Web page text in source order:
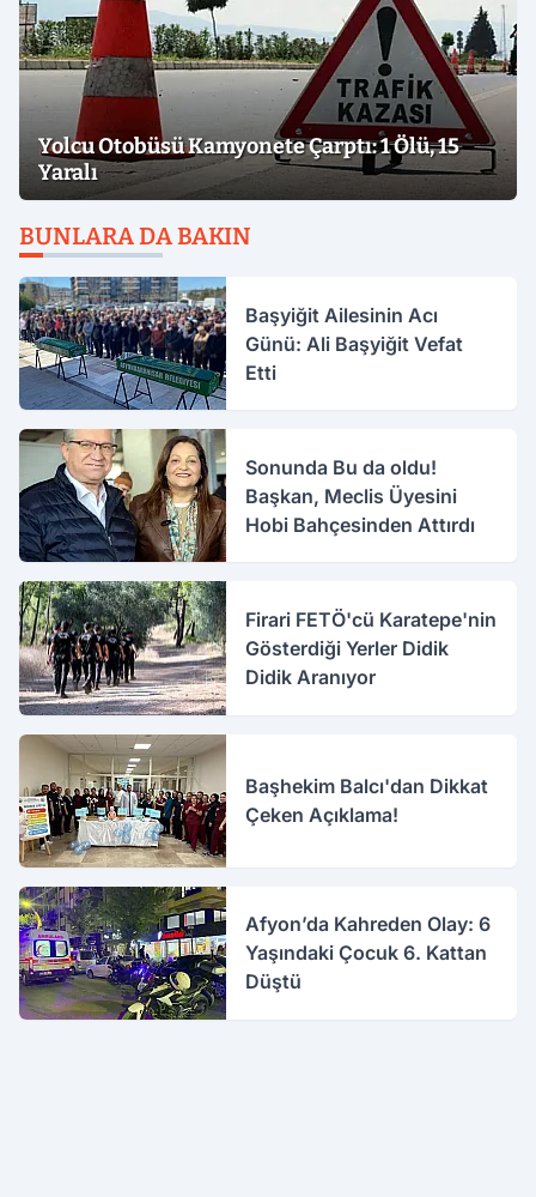
Yolcu Otobüsü Kamyonete Çarptı: 1 Ölü, 15
Yaralı
BUNLARA DA BAKIN
Başyiğit Ailesinin Acı
Günü: Ali Başyiğit Vefat
Etti
Sonunda Bu da oldu!
Başkan, Meclis Üyesini
Hobi Bahçesinden Attırdı
Firari FETÖ'cü Karatepe'nin
Gösterdiği Yerler Didik
Didik Aranıyor
Başhekim Balcı'dan Dikkat
Çeken Açıklama!
Afyon’da Kahreden Olay: 6
Yaşındaki Çocuk 6. Kattan
Düştü